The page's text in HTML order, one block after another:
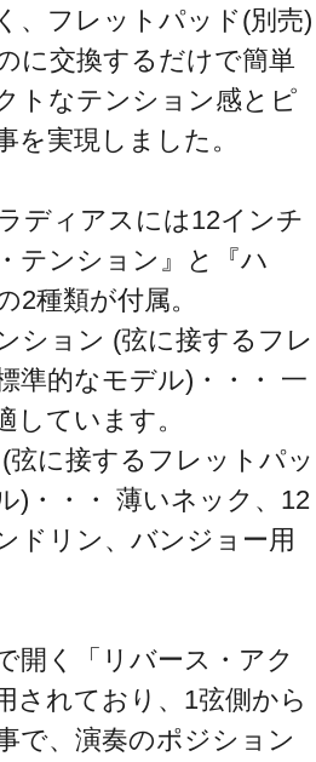
、フレットパッド(別売)
に交換するだけで簡単
トなテンション感とピ
を実現しました。
ディアスには12インチ
テンション』と『ハ
2種類が付属。
ション (弦に接するフレ
準的なモデル)・・・ 一
しています。
弦に接するフレットパッ
)・・・ 薄いネック、12
ドリン、バンジョー用
開く「リバース・アク
されており、1弦側から
で、演奏のポジション